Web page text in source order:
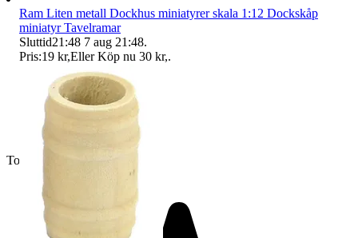
Toppsäljare
Ram Liten metall Dockhus miniatyrer skala 1:12 Dockskåp
miniatyr Tavelramar
Sluttid21:48 7 aug 21:48.
Pris:19 kr,Eller Köp nu 30 kr,.